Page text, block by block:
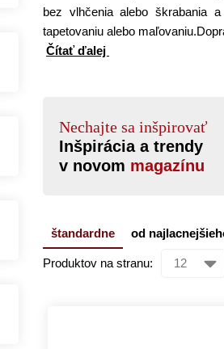
bez vlhčenia alebo škrabania
tapetovaniu alebo
Čítať ďalej
Nechajte sa inšpirovať
Inšpirácia a trendy
v novom magazínu
štandardne od
Produktov na stranu: